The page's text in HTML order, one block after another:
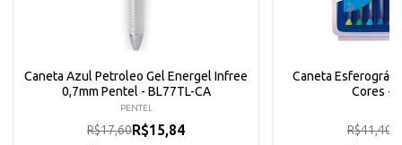
Caneta Azul Petroleo Gel Energel Infree
0,7mm Pentel - BL77TL-CA
PENTEL
R$17,60R$15,84
Caneta
Cores -
R$41,40